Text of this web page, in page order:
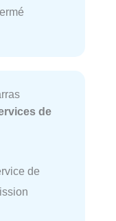
de
de